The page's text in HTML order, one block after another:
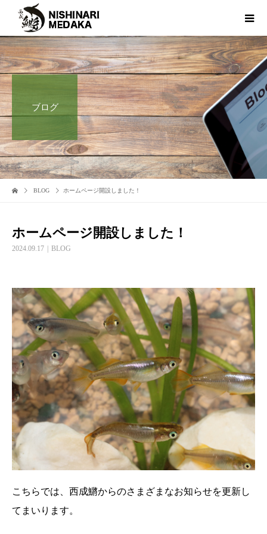
ブログ
BLOG ホームページ開設しました！
ホームページ開設しました！
2024.09.17 BLOG
こちらでは、西成鱂からのさまざまなお知らせを更新し
てまいります。